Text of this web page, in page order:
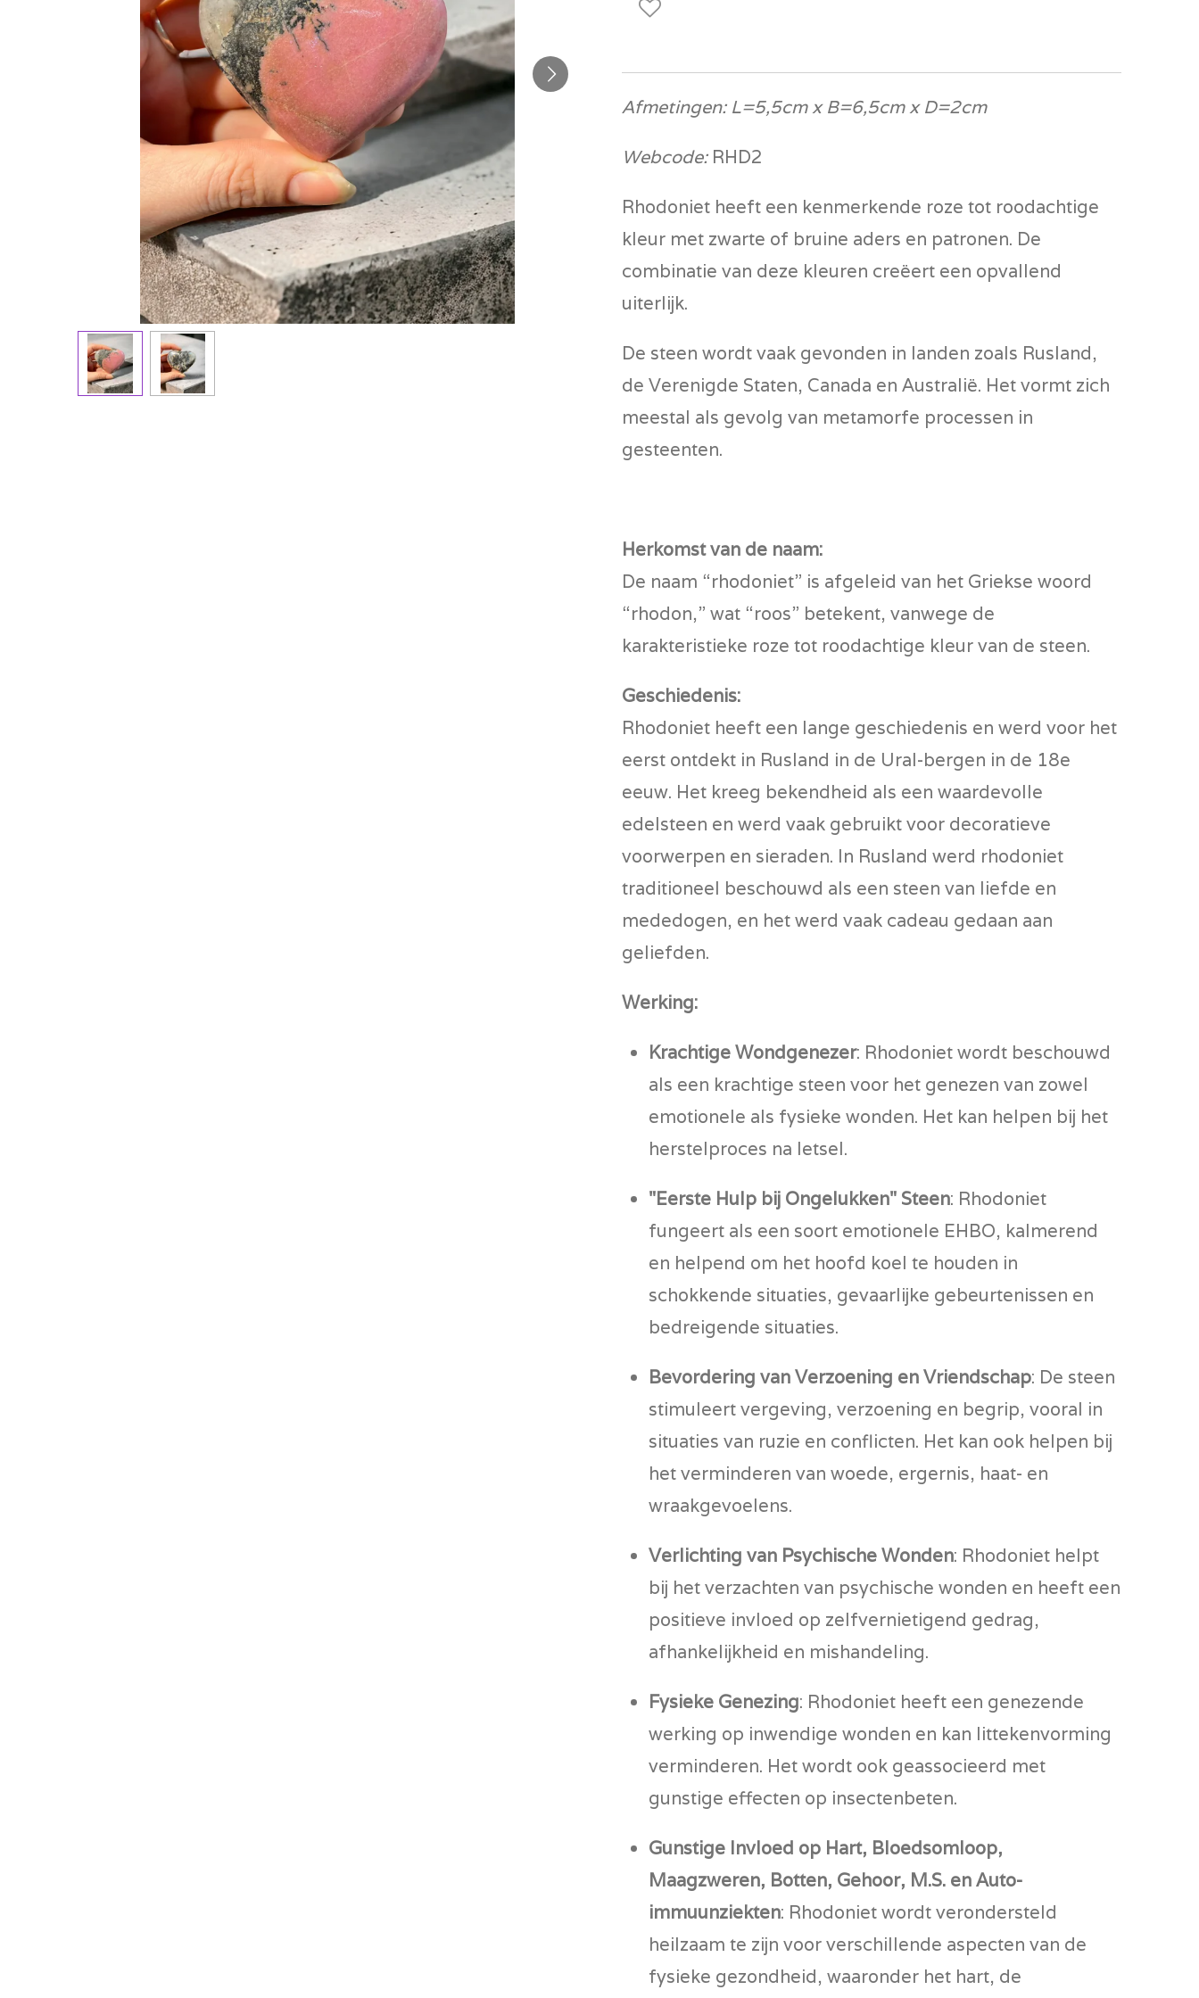
Afmetingen: L=5,5cm x B=6,5cm x D=2cm
Webcode: RHD2
Rhodoniet heeft een kenmerkende roze tot roodachtige
kleur met zwarte of bruine aders en patronen. De
combinatie van deze kleuren creëert een opvallend
uiterlijk.
De steen wordt vaak gevonden in landen zoals Rusland,
de Verenigde Staten, Canada en Australië. Het vormt zich
meestal als gevolg van metamorfe processen in
gesteenten.
Herkomst van de naam:
De naam “rhodoniet” is afgeleid van het Griekse woord
“rhodon,” wat “roos” betekent, vanwege de
karakteristieke roze tot roodachtige kleur van de steen.
Geschiedenis:
Rhodoniet heeft een lange geschiedenis en werd voor het
eerst ontdekt in Rusland in de Ural-bergen in de 18e
eeuw. Het kreeg bekendheid als een waardevolle
edelsteen en werd vaak gebruikt voor decoratieve
voorwerpen en sieraden. In Rusland werd rhodoniet
traditioneel beschouwd als een steen van liefde en
mededogen, en het werd vaak cadeau gedaan aan
geliefden.
Werking:
Krachtige Wondgenezer: Rhodoniet wordt beschouwd
als een krachtige steen voor het genezen van zowel
emotionele als fysieke wonden. Het kan helpen bij het
herstelproces na letsel.
"Eerste Hulp bij Ongelukken" Steen: Rhodoniet
fungeert als een soort emotionele EHBO, kalmerend
en helpend om het hoofd koel te houden in
schokkende situaties, gevaarlijke gebeurtenissen en
bedreigende situaties.
Bevordering van Verzoening en Vriendschap: De steen
stimuleert vergeving, verzoening en begrip, vooral in
situaties van ruzie en conflicten. Het kan ook helpen bij
het verminderen van woede, ergernis, haat- en
wraakgevoelens.
Verlichting van Psychische Wonden: Rhodoniet helpt
bij het verzachten van psychische wonden en heeft een
positieve invloed op zelfvernietigend gedrag,
afhankelijkheid en mishandeling.
Fysieke Genezing: Rhodoniet heeft een genezende
werking op inwendige wonden en kan littekenvorming
verminderen. Het wordt ook geassocieerd met
gunstige effecten op insectenbeten.
Gunstige Invloed op Hart, Bloedsomloop,
Maagzweren, Botten, Gehoor, M.S. en Auto-
immuunziekten: Rhodoniet wordt verondersteld
heilzaam te zijn voor verschillende aspecten van de
fysieke gezondheid, waaronder het hart, de